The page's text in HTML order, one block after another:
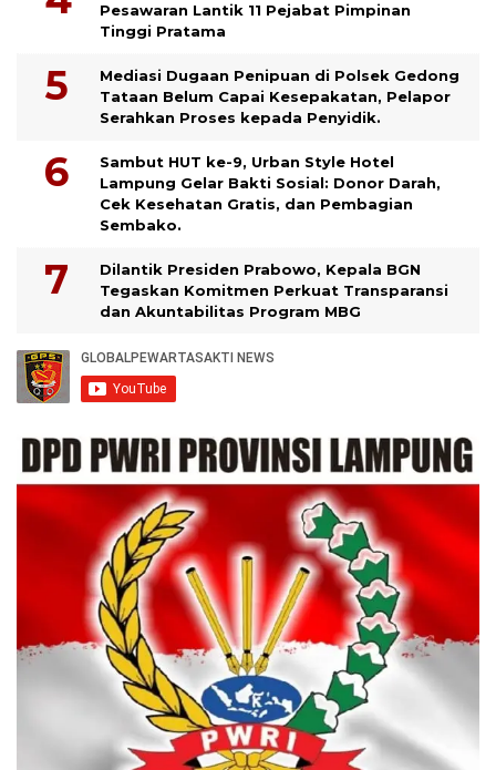
Pesawaran Lantik 11 Pejabat Pimpinan
Tinggi Pratama
Mediasi Dugaan Penipuan di Polsek Gedong
Tataan Belum Capai Kesepakatan, Pelapor
Serahkan Proses kepada Penyidik.
Sambut HUT ke-9, Urban Style Hotel
Lampung Gelar Bakti Sosial: Donor Darah,
Cek Kesehatan Gratis, dan Pembagian
Sembako.
Dilantik Presiden Prabowo, Kepala BGN
Tegaskan Komitmen Perkuat Transparansi
dan Akuntabilitas Program MBG